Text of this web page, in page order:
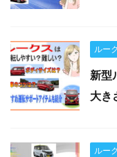
ルー
新型
大き
ルー